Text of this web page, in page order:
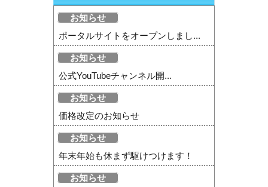
お知らせ
ポータルサイトをオープンしまし...
お知らせ
公式YouTubeチャンネル開...
お知らせ
価格改定のお知らせ
お知らせ
年末年始も休まず駆けつけます！
お知らせ